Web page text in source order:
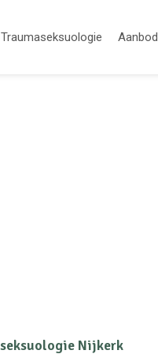
Traumaseksuologie Aanbod
Nijkerk